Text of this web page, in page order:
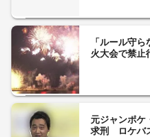
「ルール守
火大会で禁
元ジャンポケ
求刑 ロケバ